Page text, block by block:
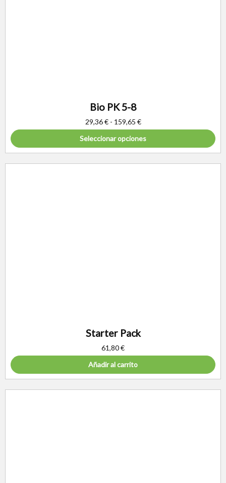
Bio PK 5-8
29,36€ - 159,65 €
Seleccionar opciones
Starter Pack
61,80€
Añadir al carrito